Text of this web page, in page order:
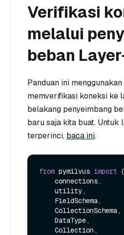
Verifikasi
melalui
beban
Panduan ini
memverifikasi koneksi ke
belakang penyeimbang
baru saja kita buat. Untuk
terperinci, baca ini.
from pymilvus import (